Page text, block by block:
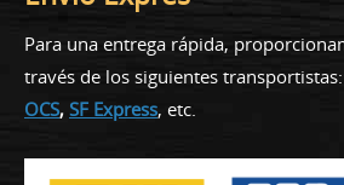
Para una entrega rápida,
través de los siguientes transportistas:
OCS, SF Express, etc.